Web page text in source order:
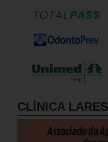
CLÍNICA LARES